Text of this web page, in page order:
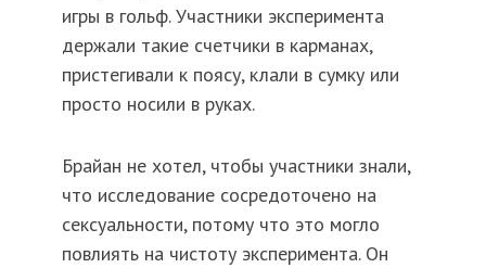
игры в гольф. Участники эксперимента
держали такие счетчики в карманах,
пристегивали к поясу, клали в сумку или
просто носили в руках.
Брайан не хотел, чтобы участники знали,
что исследование сосредоточено на
сексуальности, потому что это могло
повлиять на чистоту эксперимента. Он